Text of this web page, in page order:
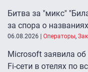
Битва за "микс"
за спора о
06.08.2026 Операторы,
Microsoft заявила об
Fi-сети в отелях по